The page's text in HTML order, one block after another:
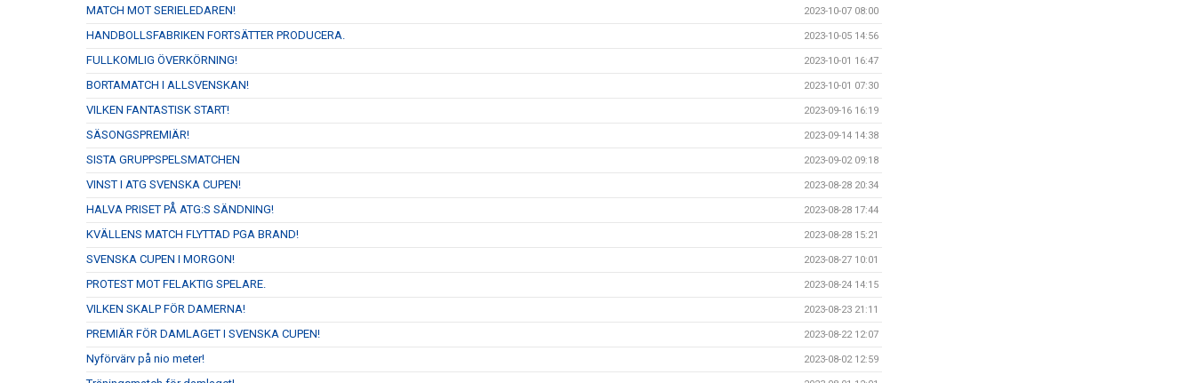
MATCH MOT SERIELEDAREN! 2023-10-07 08:00
HANDBOLLSFABRIKEN FORTSÄTTER PRODUCERA. 2023-10-05 14:56
FULLKOMLIG ÖVERKÖRNING! 2023-10-01 16:47
BORTAMATCH I ALLSVENSKAN! 2023-10-01 07:30
VILKEN FANTASTISK START! 2023-09-16 16:19
SÄSONGSPREMIÄR! 2023-09-14 14:38
SISTA GRUPPSPELSMATCHEN 2023-09-02 09:18
VINST I ATG SVENSKA CUPEN! 2023-08-28 20:34
HALVA PRISET PÅ ATG:S SÄNDNING! 2023-08-28 17:44
KVÄLLENS MATCH FLYTTAD PGA BRAND! 2023-08-28 15:21
SVENSKA CUPEN I MORGON! 2023-08-27 10:01
PROTEST MOT FELAKTIG SPELARE. 2023-08-24 14:15
VILKEN SKALP FÖR DAMERNA! 2023-08-23 21:11
PREMIÄR FÖR DAMLAGET I SVENSKA CUPEN! 2023-08-22 12:07
Nyförvärv på nio meter! 2023-08-02 12:59